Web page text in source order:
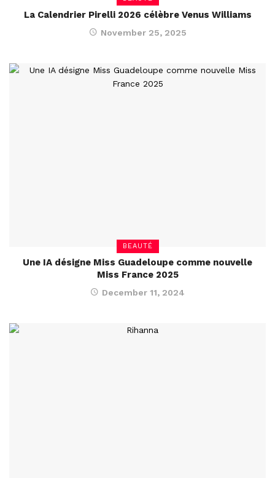
La Calendrier Pirelli 2026 célèbre Venus Williams
November 25, 2025
BEAUTÉ
Une IA désigne Miss Guadeloupe comme nouvelle
Miss France 2025
December 11, 2024